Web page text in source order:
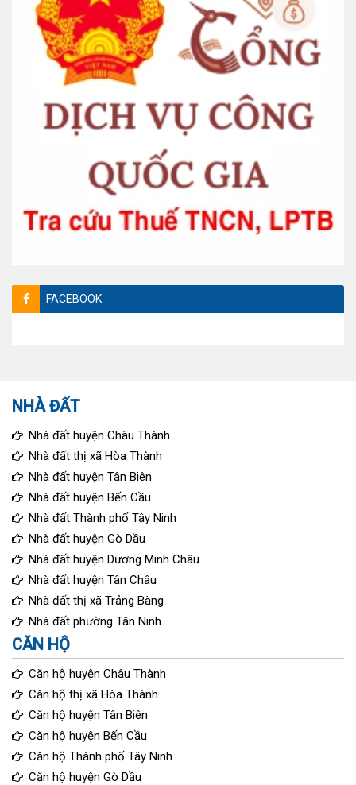
FACEBOOK
NHÀ ĐẤT
Nhà đất huyện Châu Thành
Nhà đất thị xã Hòa Thành
Nhà đất huyện Tân Biên
Nhà đất huyện Bến Cầu
Nhà đất Thành phố Tây Ninh
Nhà đất huyện Gò Dầu
Nhà đất huyện Dương Minh Châu
Nhà đất huyện Tân Châu
Nhà đất thị xã Trảng Bàng
Nhà đất phường Tân Ninh
CĂN HỘ
Căn hộ huyện Châu Thành
Căn hộ thị xã Hòa Thành
Căn hộ huyện Tân Biên
Căn hộ huyện Bến Cầu
Căn hộ Thành phố Tây Ninh
Căn hộ huyện Gò Dầu